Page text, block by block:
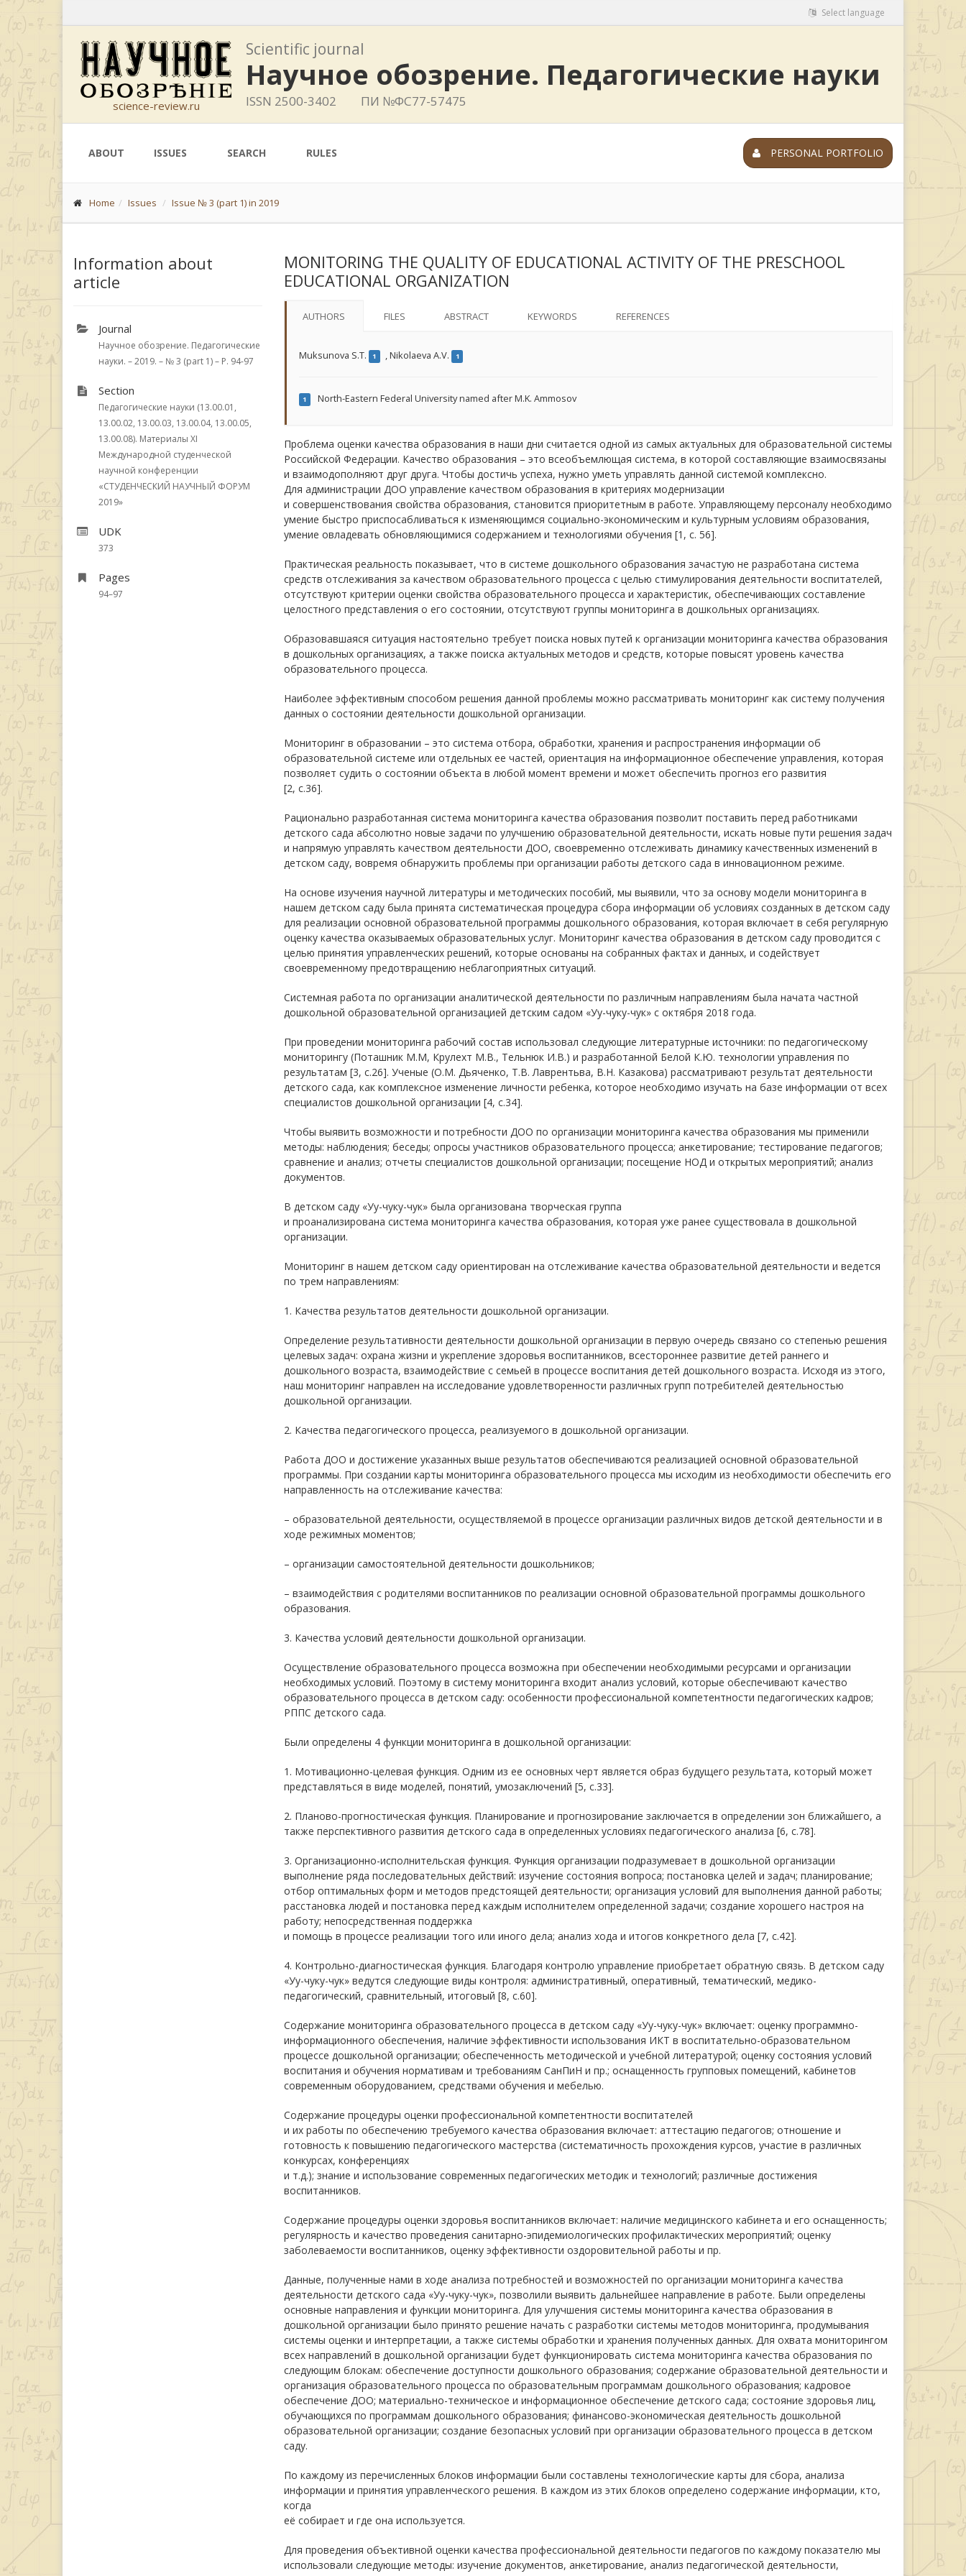
Select language
science-review.ru
Scientific journal
Научное обозрение. Педагогические науки
ISSN 2500-3402 ПИ №ФС77-57475
ABOUT ISSUES SEARCH RULES PERSONAL PORTFOLIO
Home Issues Issue № 3 (part 1) in 2019
Information about
article
Journal
Научное обозрение. Педагогические
науки. – 2019. – № 3 (part 1) – P. 94-97
Section
Педагогические науки (13.00.01,
13.00.02, 13.00.03, 13.00.04, 13.00.05,
13.00.08). Материалы XI
Международной студенческой
научной конференции
«СТУДЕНЧЕСКИЙ НАУЧНЫЙ ФОРУМ
2019»
UDK
373
Pages
94–97
MONITORING THE QUALITY OF EDUCATIONAL ACTIVITY OF THE PRESCHOOL
EDUCATIONAL ORGANIZATION
AUTHORS FILES ABSTRACT KEYWORDS REFERENCES
Muksunova S.T. 1 ,Nikolaeva A.V. 1
1 North-Eastern Federal University named after M.K. Ammosov
Проблема оценки качества образования в наши дни считается одной из самых актуальных для образовательной cиcтемы
Российской Федерации. Качество образования – это всеобъемлющая cиcтема, в которой составляющие взаимосвязаны
и взаимодополняют друг друга. Чтобы достичь успеха, нужно уметь управлять данной cиcтемой комплексно.
Для администрации ДОО управление качеством образования в критериях модернизации
и совершенствования свойства образования, становится приоритетным в работе. Управляющему персоналу необходимо
умение быстро приспосабливаться к изменяющимся социально-экономическим и культурным условиям образования,
умение овладевать обновляющимися содержанием и технологиями обучения [1, с. 56].
Практическая реальность показывает, что в системе дошкольного образования зачастую не разработана система
средств отслеживания за качеством образовательного процесса с целью стимулирования деятельности воспитателей,
отсутствуют критерии оценки свойства образовательного процесса и характеристик, обеспечивающих составление
целостного представления о его состоянии, отсутствуют группы мониторинга в дошкольных организациях.
Образовавшаяся ситуация настоятельно требует поиска новых путей к организации мониторинга качества образования
в дошкольных организациях, а также поиска актуальных методов и средств, которые повысят уровень качества
образовательного процесса.
Наиболее эффективным способом решения данной проблемы можно рассматривать мониторинг как систему получения
данных о состоянии деятельности дошкольной организации.
Мониторинг в образовании – это система отбора, обработки, хранения и распространения информации об
образовательной системе или отдельных ее частей, ориентация на информационное обеспечение управления, которая
позволяет судить о состоянии объекта в любой момент времени и может обеспечить прогноз его развития
[2, с.36].
Рационально разработанная система мониторинга качества образования позволит поставить перед работниками
детского сада абсолютно новые задачи по улучшению образовательной деятельности, искать новые пути решения задач
и напрямую управлять качеством деятельности ДОО, своевременно отслеживать динамику качественных изменений в
детском саду, вовремя обнаружить проблемы при организации работы детского сада в инновационном режиме.
На основе изучения научной литературы и методических пособий, мы выявили, что за основу модели мониторинга в
нашем детском саду была принята систематическая процедура сбора информации об условиях созданных в детском саду
для реализации основной образовательной программы дошкольного образования, которая включает в себя регулярную
оценку качества оказываемых образовательных услуг. Мониторинг качества образования в детском саду проводится с
целью принятия управленческих решений, которые основаны на собранных фактах и данных, и содействует
своевременному предотвращению неблагоприятных ситуаций.
Системная работа по организации аналитической деятельности по различным направлениям была начата частной
дошкольной образовательной организацией детским садом «Уу-чуку-чук» с октября 2018 года.
При проведении мониторинга рабочий состав использовал следующие литературные источники: по педагогическому
мониторингу (Поташник М.М, Крулехт М.В., Тельнюк И.В.) и разработанной Белой К.Ю. технологии управления по
результатам [3, с.26]. Ученые (О.М. Дьяченко, Т.В. Лаврентьва, В.Н. Казакова) рассматривают результат деятельности
детского сада, как комплексное изменение личности ребенка, которое необходимо изучать на базе информации от всех
специалистов дошкольной организации [4, с.34].
Чтобы выявить возможности и потребности ДОО по организации мониторинга качества образования мы применили
методы: наблюдения; беседы; опросы участников образовательного процесса; анкетирование; тестирование педагогов;
сравнение и анализ; отчеты специалистов дошкольной организации; посещение НОД и открытых мероприятий; анализ
документов.
В детском саду «Уу-чуку-чук» была организована творческая группа
и проанализирована система мониторинга качества образования, которая уже ранее существовала в дошкольной
организации.
Мониторинг в нашем детском саду ориентирован на отслеживание качества образовательной деятельности и ведется
по трем направлениям:
1. Качества результатов деятельности дошкольной организации.
Определение результативности деятельности дошкольной организации в первую очередь связано со степенью решения
целевых задач: охрана жизни и укрепление здоровья воспитанников, всестороннее развитие детей раннего и
дошкольного возраста, взаимодействие с семьей в процессе воспитания детей дошкольного возраста. Исходя из этого,
наш мониторинг направлен на исследование удовлетворенности различных групп потребителей деятельностью
дошкольной организации.
2. Качества педагогического процесса, реализуемого в дошкольной организации.
Работа ДОО и достижение указанных выше результатов обеспечиваются реализацией основной образовательной
программы. При создании карты мониторинга образовательного процесса мы исходим из необходимости обеспечить его
направленность на отслеживание качества:
– образовательной деятельности, осуществляемой в процессе организации различных видов детской деятельности и в
ходе режимных моментов;
– организации самостоятельной деятельности дошкольников;
– взаимодействия с родителями воспитанников по реализации основной образовательной программы дошкольного
образования.
3. Качества условий деятельности дошкольной организации.
Осуществление образовательного процесса возможна при обеспечении необходимыми ресурсами и организации
необходимых условий. Поэтому в систему мониторинга входит анализ условий, которые обеспечивают качество
образовательного процесса в детском саду: особенности профессиональной компетентности педагогических кадров;
РППС детского сада.
Были определены 4 функции мониторинга в дошкольной организации:
1. Мотивационно-целевая функция. Одним из ее основных черт является образ будущего результата, который может
представляться в виде моделей, понятий, умозаключений [5, с.33].
2. Планово-прогностическая функция. Планирование и прогнозирование заключается в определении зон ближайшего, а
также перспективного развития детского сада в определенных условиях педагогического анализа [6, с.78].
3. Организационно-исполнительская функция. Функция организации подразумевает в дошкольной организации
выполнение ряда последовательных действий: изучение состояния вопроса; постановка целей и задач; планирование;
отбор оптимальных форм и методов предстоящей деятельности; организация условий для выполнения данной работы;
расстановка людей и постановка перед каждым исполнителем определенной задачи; создание хорошего настроя на
работу; непосредственная поддержка
и помощь в процессе реализации того или иного дела; анализ хода и итогов конкретного дела [7, с.42].
4. Контрольно-диагностическая функция. Благодаря контролю управление приобретает обратную связь. В детском саду
«Уу-чуку-чук» ведутся следующие виды контроля: административный, оперативный, тематический, медико-
педагогический, сравнительный, итоговый [8, с.60].
Содержание мониторинга образовательного процесса в детском саду «Уу-чуку-чук» включает: оценку программно-
информационного обеспечения, наличие эффективности использования ИКТ в воспитательно-образовательном
процессе дошкольной организации; обеспеченность методической и учебной литературой; оценку состояния условий
воспитания и обучения нормативам и требованиям СанПиН и пр.; оснащенность групповых помещений, кабинетов
современным оборудованием, средствами обучения и мебелью.
Содержание процедуры оценки профессиональной компетентности воспитателей
и их работы по обеспечению требуемого качества образования включает: аттестацию педагогов; отношение и
готовность к повышению педагогического мастерства (систематичность прохождения курсов, участие в различных
конкурсах, конференциях
и т.д.); знание и использование современных педагогических методик и технологий; различные достижения
воспитанников.
Содержание процедуры оценки здоровья воспитанников включает: наличие медицинского кабинета и его оснащенность;
регулярность и качество проведения санитарно-эпидемиологических профилактических мероприятий; оценку
заболеваемости воспитанников, оценку эффективности оздоровительной работы и пр.
Данные, полученные нами в ходе анализа потребностей и возможностей по организации мониторинга качества
деятельности детского сада «Уу-чуку-чук», позволили выявить дальнейшее направление в работе. Были определены
основные направления и функции мониторинга. Для улучшения системы мониторинга качества образования в
дошкольной организации было принято решение начать с разработки системы методов мониторинга, продумывания
системы оценки и интерпретации, а также системы обработки и хранения полученных данных. Для охвата мониторингом
всех направлений в дошкольной организации будет функционировать система мониторинга качества образования по
следующим блокам: обеспечение доступности дошкольного образования; содержание образовательной деятельности и
организация образовательного процесса по образовательным программам дошкольного образования; кадровое
обеспечение ДОО; материально-техническое и информационное обеспечение детского сада; состояние здоровья лиц,
обучающихся по программам дошкольного образования; финансово-экономическая деятельность дошкольной
образовательной организации; создание безопасных условий при организации образовательного процесса в детском
саду.
По каждому из перечисленных блоков информации были составлены технологические карты для сбора, анализа
информации и принятия управленческого решения. В каждом из этих блоков определено содержание информации, кто,
когда
её собирает и где она используется.
Для проведения объективной оценки качества профессиональной деятельности педагогов по каждому показателю мы
использовали следующие методы: изучение документов, анкетирование, анализ педагогической деятельности,